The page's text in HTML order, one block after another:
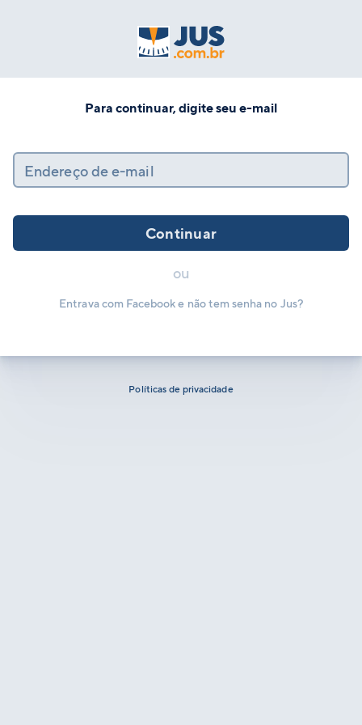
Para continuar, digite seu e-mail
Endereço de e-mail
Continuar
ou
Entrava com Facebook e não tem senha no Jus?
Políticas de privacidade